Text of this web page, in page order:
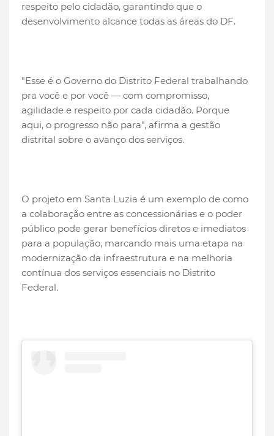
respeito pelo cidadão, garantindo que o
desenvolvimento alcance todas as áreas do DF.
"Esse é o Governo do Distrito Federal trabalhando
pra você e por você — com compromisso,
agilidade e respeito por cada cidadão. Porque
aqui, o progresso não para", afirma a gestão
distrital sobre o avanço dos serviços.
O projeto em Santa Luzia é um exemplo de como
a colaboração entre as concessionárias e o poder
público pode gerar benefícios diretos e imediatos
para a população, marcando mais uma etapa na
modernização da infraestrutura e na melhoria
contínua dos serviços essenciais no Distrito
Federal.